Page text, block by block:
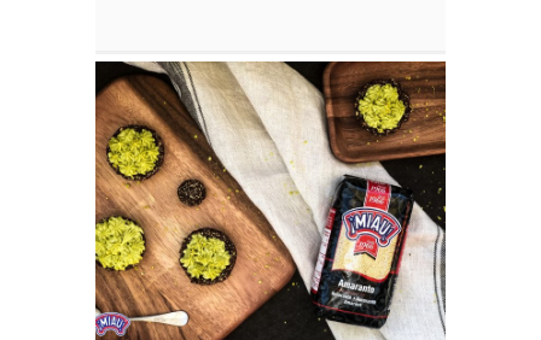
DE
ARROZ
CASERA